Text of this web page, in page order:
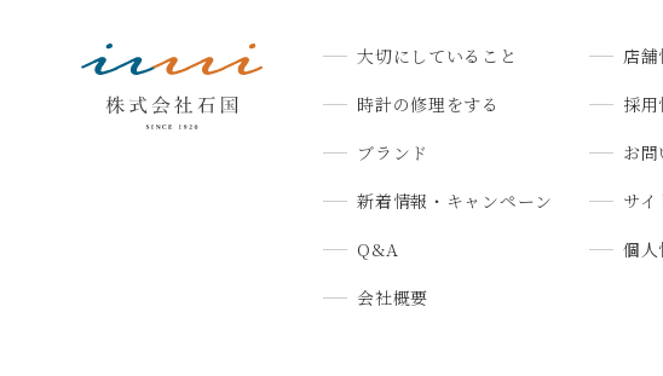
大切にしていること
時計の修理をする
ブランド
新着情報・キャンペーン
Q&A
会社概要
店舗
採用
お
サイ
個人